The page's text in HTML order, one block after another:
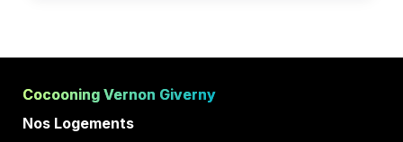
Cocooning Vernon Giverny
Nos Logements